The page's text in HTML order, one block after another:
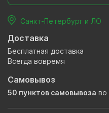
Санкт-Петербург и ЛО
Доставка
Бесплатная доставка
Всегда вовремя
Самовывоз
50 пунктов самовывоза во